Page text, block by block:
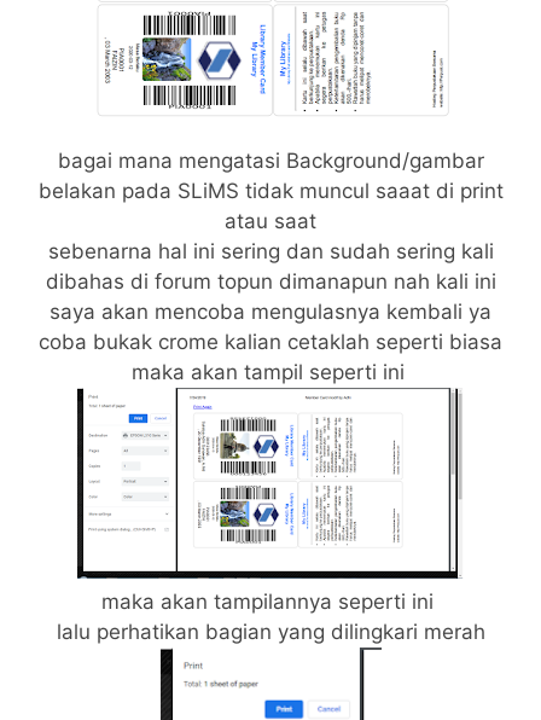
bagai mana mengatasi Background/gambar
belakan pada SLiMS tidak muncul saaat di print
atau saat
sebenarna hal ini sering dan sudah sering kali
dibahas di forum topun dimanapun nah kali ini
saya akan mencoba mengulasnya kembali ya
coba bukak crome kalian cetaklah seperti biasa
maka akan tampil seperti ini
maka akan tampilannya seperti ini
lalu perhatikan bagian yang dilingkari merah